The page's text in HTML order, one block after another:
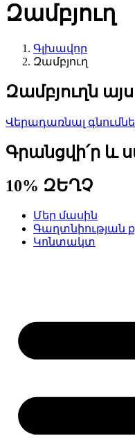
Զամբյուղ
Գլխավոր
Զամբյուղ
Զամբյուղն
Վերադառնալ
Գրանցվի՛ր և
10% ԶԵՂՉ
Մեր մասին
Գաղտնիության
Կոնտակտ